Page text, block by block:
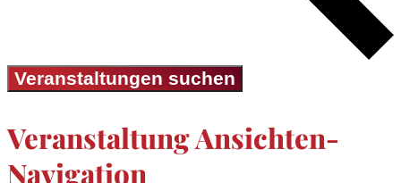
Veranstaltungen suchen
Veranstaltung Ansichten-
Navigation